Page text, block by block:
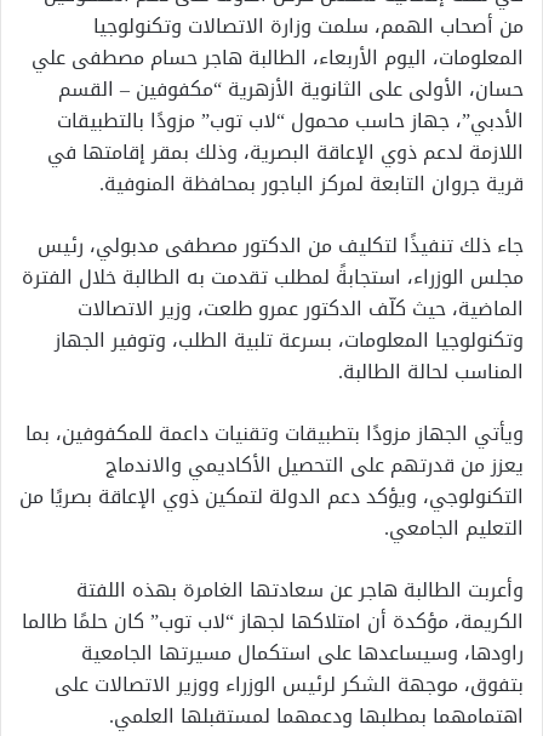
من أصحاب الهمم، سلمت وزارة الاتصالات وتكنولوجيا
المعلومات، اليوم الأربعاء، الطالبة هاجر حسام مصطفى علي
حسان، الأولى على الثانوية الأزهرية “مكفوفين – القسم
الأدبي”، جهاز حاسب محمول “لاب توب” مزودًا بالتطبيقات
اللازمة لدعم ذوي الإعاقة البصرية، وذلك بمقر إقامتها في
قرية جروان التابعة لمركز الباجور بمحافظة المنوفية.
جاء ذلك تنفيذًا لتكليف من الدكتور مصطفى مدبولي، رئيس
مجلس الوزراء، استجابةً لمطلب تقدمت به الطالبة خلال الفترة
الماضية، حيث كلّف الدكتور عمرو طلعت، وزير الاتصالات
وتكنولوجيا المعلومات، بسرعة تلبية الطلب، وتوفير الجهاز
المناسب لحالة الطالبة.
ويأتي الجهاز مزودًا بتطبيقات وتقنيات داعمة للمكفوفين، بما
يعزز من قدرتهم على التحصيل الأكاديمي والاندماج
التكنولوجي، ويؤكد دعم الدولة لتمكين ذوي الإعاقة بصريًا من
التعليم الجامعي.
وأعربت الطالبة هاجر عن سعادتها الغامرة بهذه اللفتة
الكريمة، مؤكدة أن امتلاكها لجهاز “لاب توب” كان حلمًا طالما
راودها، وسيساعدها على استكمال مسيرتها الجامعية
بتفوق، موجهة الشكر لرئيس الوزراء ووزير الاتصالات على
اهتمامهما بمطلبها ودعمهما لمستقبلها العلمي.